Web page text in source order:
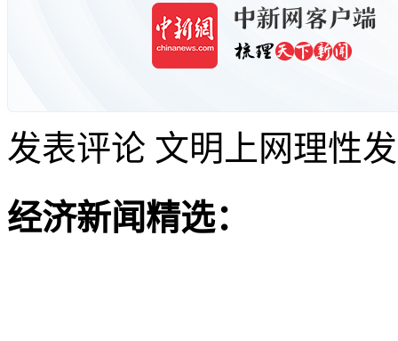
发表评论 文明上网理性
经济新闻精选：